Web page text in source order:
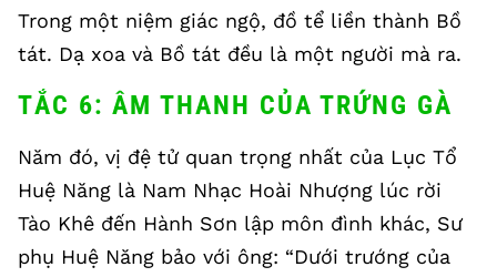
Trong một niệm giác ngộ, đồ tể liền thành Bồ
tát. Dạ xoa và Bồ tát đều là một người mà ra.
TẮC 6: ÂM THANH CỦA TRỨNG GÀ
Năm đó, vị đệ tử quan trọng nhất của Lục Tổ
Huệ Năng là Nam Nhạc Hoài Nhượng lúc rời
Tào Khê đến Hành Sơn lập môn đình khác, Sư
phụ Huệ Năng bảo với ông: “Dưới trướng của